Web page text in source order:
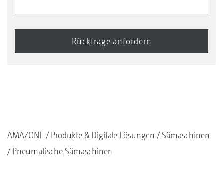
AMAZONE Produkte & Digitale Lösungen
Sämaschinen
Pneumatische Sämaschinen